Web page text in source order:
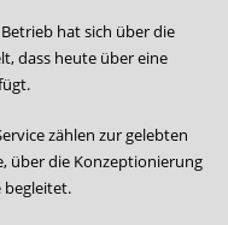
hat sich über die
dass heute über eine
zählen zur gelebten
über die Konzeptionierung
begleitet.